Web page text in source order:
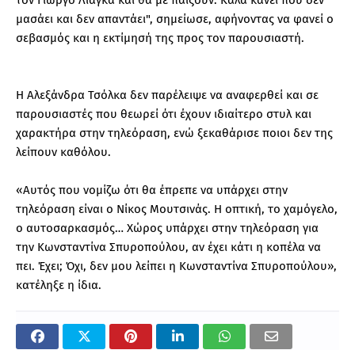
μασάει και δεν απαντάει", σημείωσε, αφήνοντας να φανεί ο
σεβασμός και η εκτίμησή της προς τον παρουσιαστή.
Η Αλεξάνδρα Τσόλκα δεν παρέλειψε να αναφερθεί και σε
παρουσιαστές που θεωρεί ότι έχουν ιδιαίτερο στυλ και
χαρακτήρα στην τηλεόραση, ενώ ξεκαθάρισε ποιοι δεν της
λείπουν καθόλου.
«Αυτός που νομίζω ότι θα έπρεπε να υπάρχει στην
τηλεόραση είναι ο Νίκος Μουτσινάς. Η οπτική, το χαμόγελο,
ο αυτοσαρκασμός… Χώρος υπάρχει στην τηλεόραση για
την Κωνσταντίνα Σπυροπούλου, αν έχει κάτι η κοπέλα να
πει. Έχει; Όχι, δεν μου λείπει η Κωνσταντίνα Σπυροπούλου»,
κατέληξε η ίδια.